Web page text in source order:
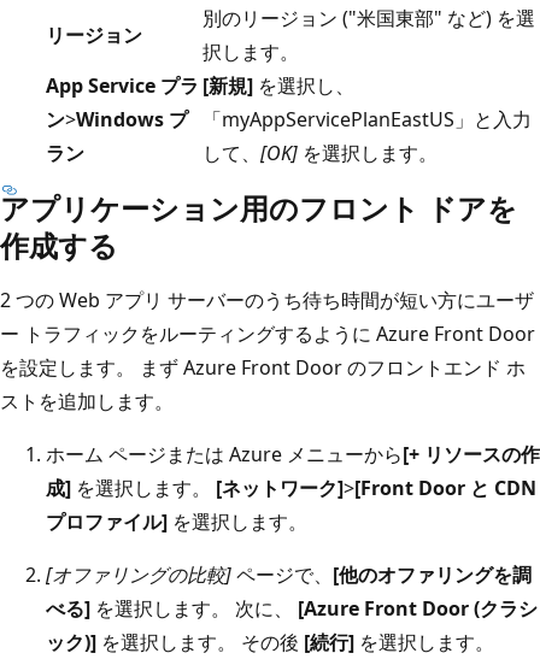
リージョン
別のリージョン ("米国東部" など) を選
択します。
App Service プラ
ン>Windows プ
ラン
[新規] を選択し、
「myAppServicePlanEastUS」と入力
して、 [OK] を選択します。
アプリケーション用のフロント ドアを
作成する
2 つの Web アプリ サーバーのうち待ち時間が短い方にユーザ
ー トラフィックをルーティングするように Azure Front Door
を設定します。 まず Azure Front Door のフロントエンド ホ
ストを追加します。
ホーム ページまたは Azure メニューから[+ リソースの作
成] を選択します。 [ネットワーク]>[Front Door と CDN
プロファイル] を選択します。
[オファリングの比較]ページで、 [他のオファリングを調
べる] を選択します。 次に、 [Azure Front Door (クラシ
ック)] を選択します。 その後 [続行] を選択します。